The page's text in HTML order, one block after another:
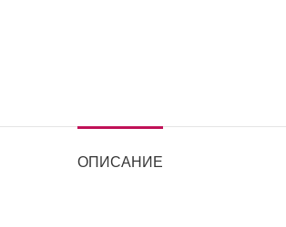
ОПИСАНИЕ